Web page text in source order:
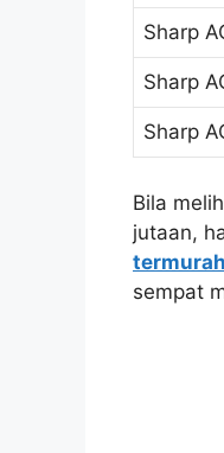
Sharp
Sharp
Sharp
Bila
jutaan,
sempat